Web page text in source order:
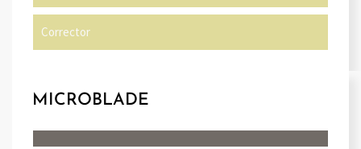
Corrector
MICROBLADE